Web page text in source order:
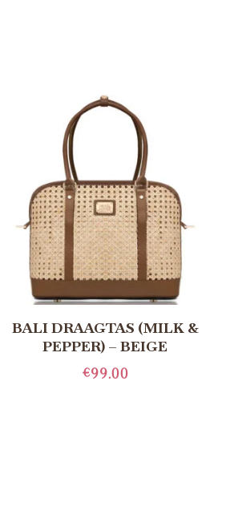
BALI DRAAGTAS (MILK &
PEPPER) – BEIGE
€99.00